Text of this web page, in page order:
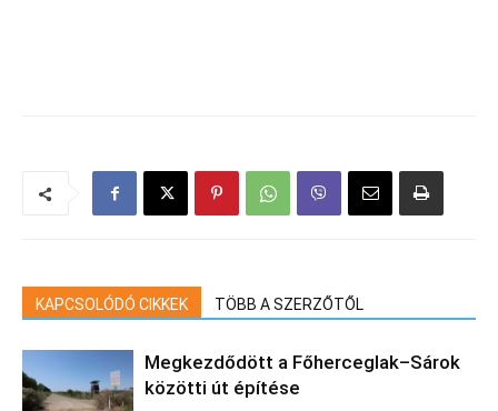
KAPCSOLÓDÓ CIKKEK TÖBB A SZERZŐTŐL
Megkezdődött a Főherceglak–Sárok
közötti út építése